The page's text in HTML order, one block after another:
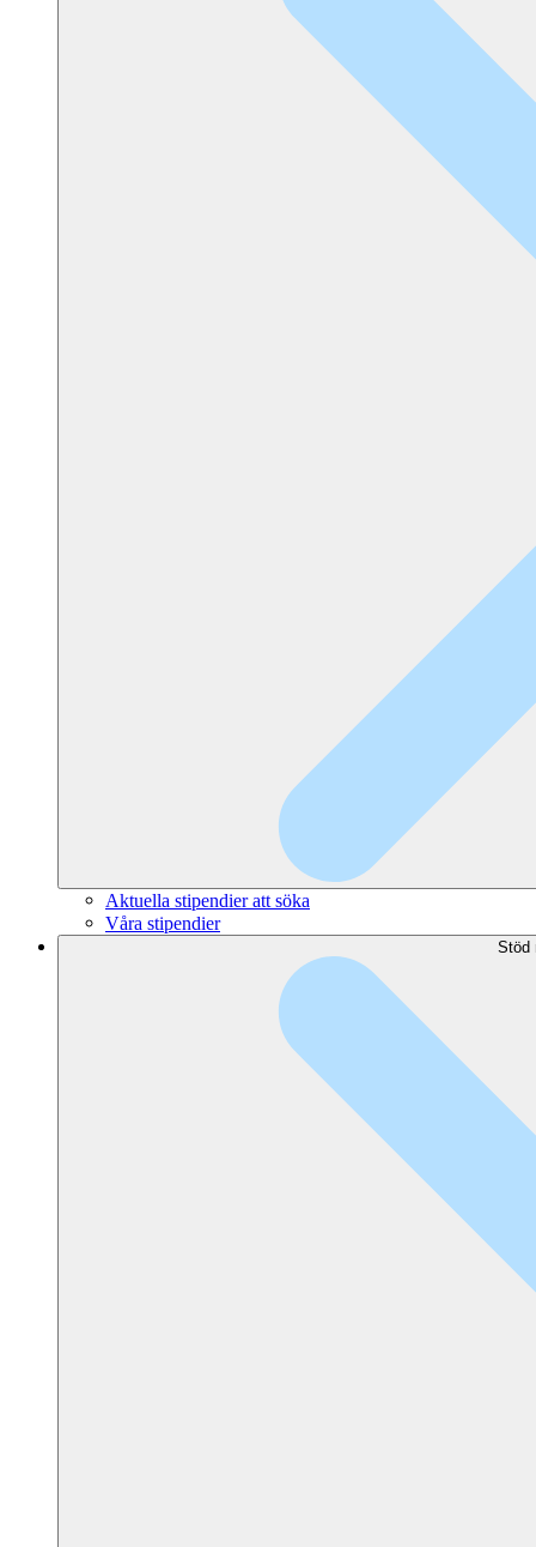
Aktuella stipendier att söka
Våra stipendier
Stöd